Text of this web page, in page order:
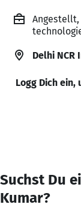
Angestellt,
Delhi NCR
Logg Dich ein,
Suchst Du
Kumar?